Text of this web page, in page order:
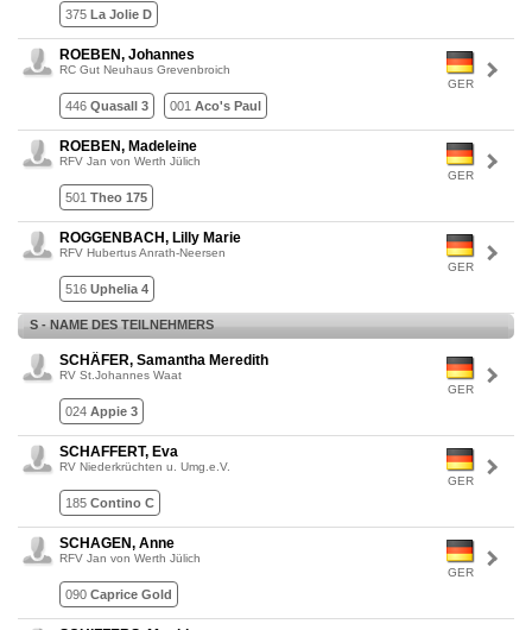
375 La Jolie D
GER
ROEBEN, Johannes
RC Gut Neuhaus Grevenbroich
446 Quasall 3 001 Aco's Paul
GER
ROEBEN, Madeleine
RFV Jan von Werth Jülich
501 Theo 175
GER
ROGGENBACH, Lilly Marie
RFV Hubertus Anrath-Neersen
516 Uphelia 4
S - NAME DES TEILNEHMERS
GER
SCHÄFER, Samantha Meredith
RV St.Johannes Waat
024 Appie 3
GER
SCHAFFERT, Eva
RV Niederkrüchten u. Umg.e.V.
185 Contino C
GER
SCHAGEN, Anne
RFV Jan von Werth Jülich
090 Caprice Gold